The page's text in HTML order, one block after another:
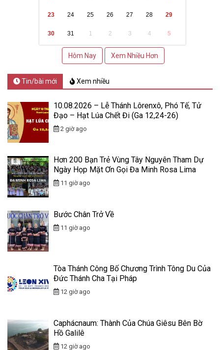
23 24 25 26 27 28 29
30 31 1 2 3 4 5
Hôm Nay Xem Nhiều Hơn
Tin/bài mới Xem nhiều
10.08.2026 – Lễ Thánh Lôrenxô, Phó Tế, Tử
Đạo – Hạt Lúa Chết Đi (Ga 12,24-26)
2 giờ ago
Hơn 200 Bạn Trẻ Vùng Tây Nguyên Tham Dự
Ngày Họp Mặt Ơn Gọi Đa Minh Rosa Lima
11 giờ ago
Bước Chân Trở Về
11 giờ ago
Tòa Thánh Công Bố Chương Trình Tông Du Của
Đức Thánh Cha Tại Pháp
12 giờ ago
Caphácnaum: Thành Của Chúa Giêsu Bên Bờ
Hồ Galilê
12 giờ ago